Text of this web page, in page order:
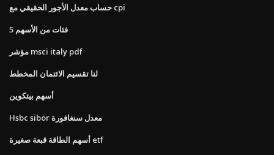
حساب معدل الأجور الحقيقي مع cpi
5 فئات من الأسهم
مؤشر msci italy pdf
لنا تقسيم الائتمان المخطط
أسهم بيتكوين
Hsbc sibor معدل سنغافورة
أسهم الطاقة قبعة صغيرة etf